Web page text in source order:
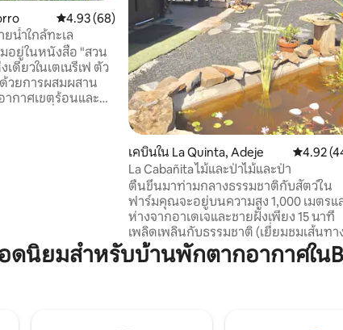
คะแนนเฉลี่ย 4.93 จาก 5, 68 รีวิว
4.93 (68)
น้ำใกล้ทะเล
อยู่ในหนังสือ "สวน
ดียวในเตเนรีเฟ ตัว
วยการผสมผสาน
ากาศเขตร้อนและ
เคบินใน La Quinta, Adeje คะแนนเฉ
4.92
La Cabañita ไม้และป่าไม้และป่า
ตื่นขึ้นมาท่ามกลางธรรมชาติกับสัตว์ใน
ฟาร์มคุณจะอยู่บนความสูง 1,000 เมตรแ
ห่างจากอาเดเจและชายฝั่งเพียง 15 นาที
เพลิดเพลินกับธรรมชาติ (เยี่ยมชมเส้นทา
ของบรรพบุรุษ Guanches, เส้นทาง, แกล
เลอรี่) พระอาทิตย์ตกดินที่แตกต่างกันทุ
ดนิยมสำหรับบ้านพักตากอากาศใน